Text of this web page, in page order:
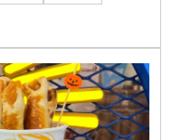
「點點心」今年萬
鬼點心Party」為主
的造型餐點：「黑心
美食社群的豬仔流沙